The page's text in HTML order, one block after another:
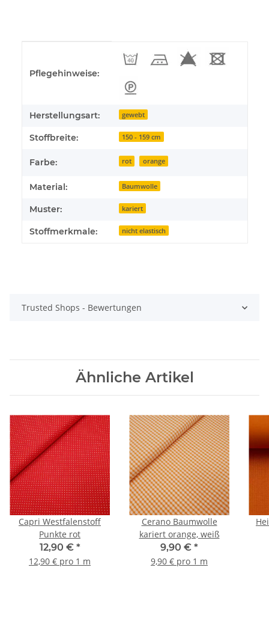
Pflegehinweise:
Herstellungsart: gewebt
Stoffbreite: 150 - 159 cm
Farbe: rot orange
Material: Baumwolle
Muster: kariert
Stoffmerkmale: nicht elastisch
Trusted Shops - Bewertungen
Ähnliche Artikel
Capri Westfalenstoff
Punkte rot
12,90 € *
12,90 € pro 1 m
Cerano Baumwolle
kariert orange, weiß
9,90 € *
9,90 € pro 1 m